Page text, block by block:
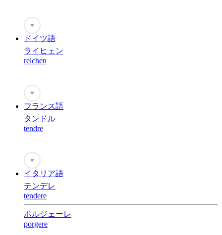
♥
ドイツ語
ライヒェン
reichen
♥
フランス語
タンドル
tendre
♥
イタリア語
テンデレ
tendere
ポルジェーレ
porgere